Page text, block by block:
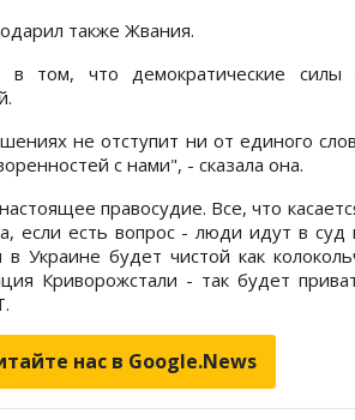
также Жвания.
том, что демократические силы
не отступит ни от единого
с нами", - сказала она.
правосудие. Все, что
если есть вопрос - люди идут в суд
Украине будет чистой как
Криворожстали - так будет
нас в Google.News